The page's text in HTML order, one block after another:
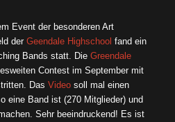
Event der besonderen Art
der Geendale Highschool fand ein
Bands statt. Die Greendale
Contest im September mit
Das Videosoll mal einen
eine Band ist (270 Mitglieder) und
Sehr beeindruckend! Es ist